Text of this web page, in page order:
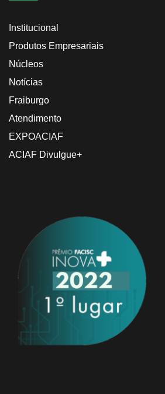
Institucional
Produtos Empresariais
Núcleos
Notícias
Fraiburgo
Atendimento
EXPOACIAF
ACIAF Divulgue+